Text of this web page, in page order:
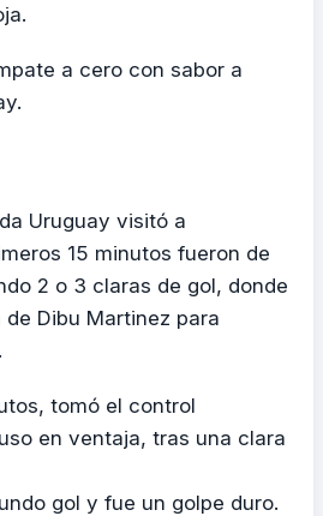
a cero con sabor a
Uruguay visitó a
15 minutos fueron de
2 o 3 claras de gol, donde
Dibu Martinez para
tomó el control
en ventaja, tras una clara
gol y fue un golpe duro.